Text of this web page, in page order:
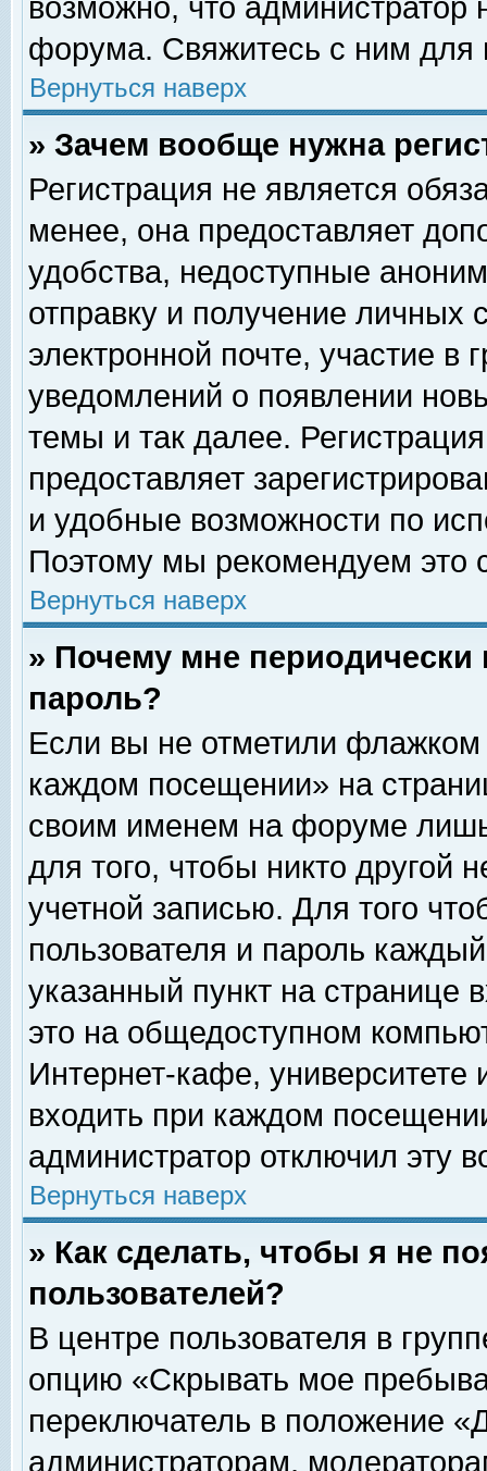
возможно, что
форума. Свяжитесь с ним для
Вернуться наверх
» Зачем вообще нужна
Регистрация не является
менее, она предоставляет
удобства, недоступные
отправку и получение личных
электронной почте, участие в
уведомлений о появлении
темы и так далее.
предоставляет
и удобные возможности по
Поэтому мы рекомендуем это
Вернуться наверх
» Почему мне
пароль?
Если вы не отметили флажком
каждом посещении» на
своим именем на форуме
для того, чтобы никто другой
учетной записью. Для того
пользователя и пароль
указанный пункт на
это на общедоступном
Интернет-кафе, университете
входить при каждом
администратор отключил эту
Вернуться наверх
» Как сделать, чтобы я не
пользователей?
В центре пользователя в
опцию «Скрывать мое
переключатель в положение
администраторам,